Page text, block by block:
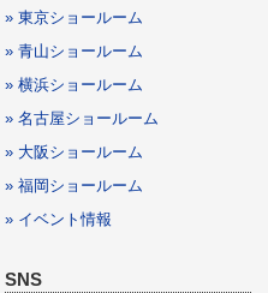
» 東京ショールーム
» 青山ショールーム
» 横浜ショールーム
» 名古屋ショールーム
» 大阪ショールーム
» 福岡ショールーム
» イベント情報
SNS